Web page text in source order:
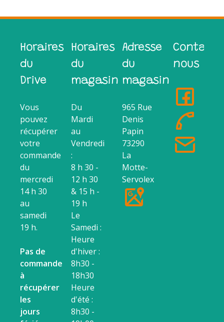
Horaires
du
Drive
Vous
pouvez
récupérer
votre
commande
du
mercredi
14 h 30
au
samedi
19 h.
Pas de
commande
à
récupérer
les
jours
Horaires
du
magasin
Du
Mardi
au
Vendredi
:
8 h 30 -
12 h 30
& 15 h -
19 h
Le
Samedi :
Heure
d'hiver :
8h30 -
18h30
Heure
d'été :
8h30 -
Adresse
du
magasin
965 Rue
Denis
Papin
73290
La
Motte-
Servolex
nous